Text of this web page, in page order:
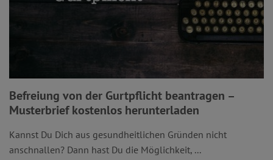
Befreiung von der Gurtpflicht beantragen –
Musterbrief kostenlos herunterladen
Kannst Du Dich aus gesundheitlichen Gründen nicht
anschnallen? Dann hast Du die Möglichkeit, ...